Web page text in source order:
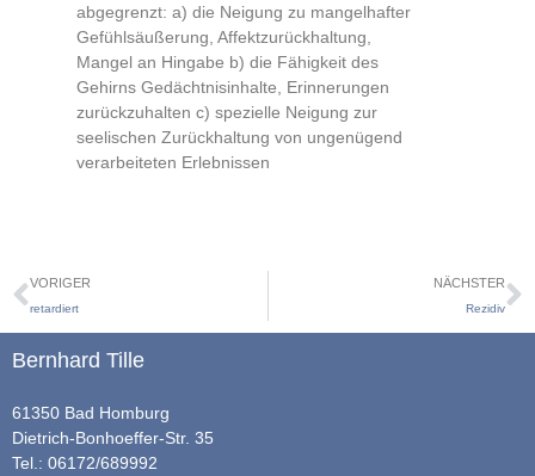
abgegrenzt: a) die Neigung zu mangelhafter
Gefühlsäußerung, Affektzurückhaltung,
Mangel an Hingabe b) die Fähigkeit des
Gehirns Gedächtnisinhalte, Erinnerungen
zurückzuhalten c) spezielle Neigung zur
seelischen Zurückhaltung von ungenügend
verarbeiteten Erlebnissen
VORIGER
retardiert
NÄCHSTER
Rezidiv
Bernhard Tille
61350 Bad Homburg
Dietrich-Bonhoeffer-Str. 35
Tel.: 06172/689992